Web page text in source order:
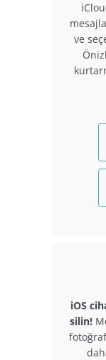
ve
iOS
silin!